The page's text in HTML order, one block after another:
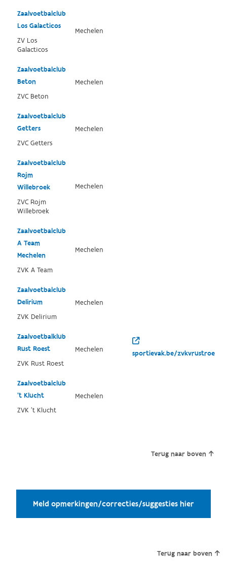
Zaalvoetbalclub
Los Galacticos
ZV Los
Galacticos
Mechelen
Zaalvoetbalclub
Beton
ZVC Beton
Mechelen
Zaalvoetbalclub
Getters
ZVC Getters
Mechelen
Zaalvoetbalclub
Rojm
Willebroek
ZVC Rojm
Willebroek
Mechelen
Zaalvoetbalclub
A Team
Mechelen
ZVK A Team
Mechelen
Zaalvoetbalclub
Delirium
ZVK Delirium
Mechelen
Zaalvoetbalklub
Rust Roest
ZVK Rust Roest
Mechelen sportievak.be/zvkvrustroest/
Zaalvoetbalclub
't Klucht
ZVK 't Klucht
Mechelen
Terug naar boven
Meld opmerkingen/correcties/suggesties hier
Terug naar boven